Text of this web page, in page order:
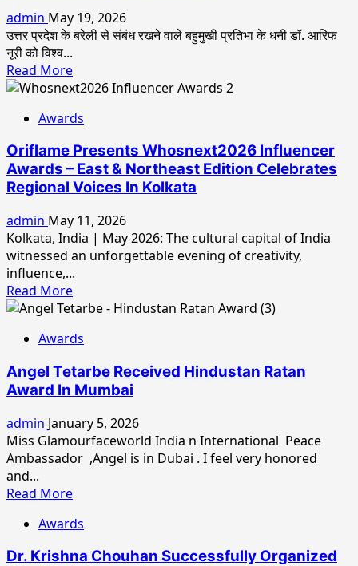
चन्द्र
चौबे
“मॉम
डैड
गॉड
ऑफ
यूनिवर्स
2026
अवॉर्ड
सीजन
3”
हेतु
किया
गया
admin May 19, 2026
उत्तर प्रदेश के बरेली से संबंध रखने वाले बहुमुखी प्रतिभा के धनी डॉ. आरिफ
नूरी को विश्व...
Read MoreRead
more
डॉ.
नूरी
–
एक
उद्यमी,
समाज
सुधारक
और
भारतीय
सिनेमा
की
उभरती
हुई
प्रभावशाली
शक्ति
!
Awards
Oriflame Presents Whosnext2026 Influencer
Awards – East & Northeast Edition Celebrates
Regional Voices In Kolkata
admin May 11, 2026
Kolkata, India | May 2026: The cultural capital of India
witnessed an unforgettable evening of creativity,
influence,...
Read MoreRead
more
Oriflame
Whosnext2026
Influencer
–
East
&
Edition
Celebrates
Regional
Voices
Awards
Angel Tetarbe Received Hindustan Ratan
Award In Mumbai
admin January 5, 2026
Miss Glamourfaceworld India n International Peace
Ambassador ,Angel is in Dubai . I feel very honored
and...
Read MoreRead
about
Tetarbe
Awards
Dr. Krishna Chouhan Successfully Organized